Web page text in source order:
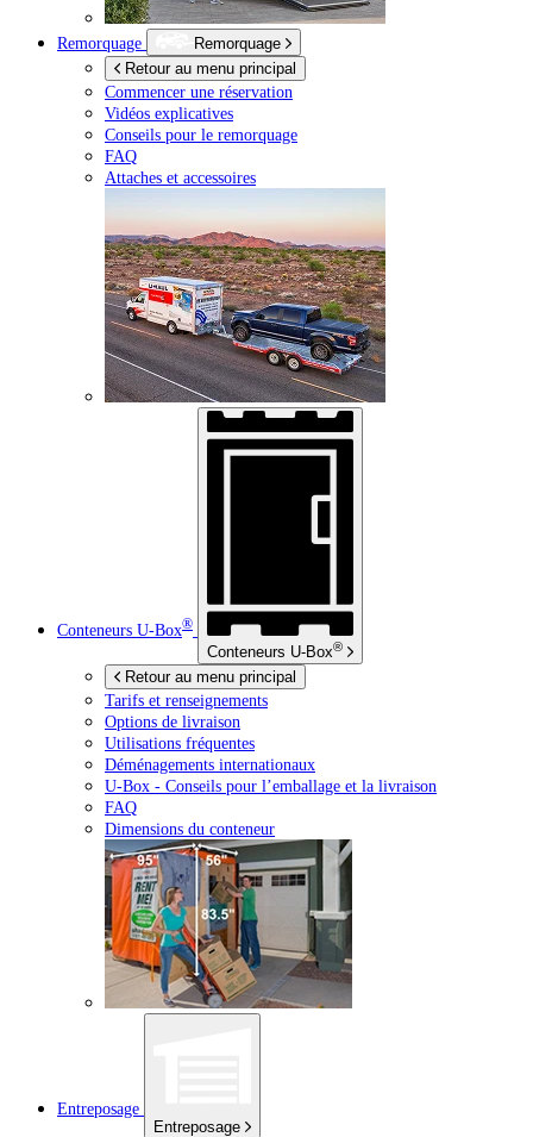
Remorquage
Remorquage
Retour au menu principal
Commencer une réservation
Vidéos explicatives
Conseils pour le remorquage
FAQ
Attaches et accessoires
Conteneurs U-Box®
Conteneurs U-Box®
Retour au menu principal
Tarifs et renseignements
Options de livraison
Utilisations fréquentes
Déménagements internationaux
U-Box - Conseils pour l’emballage et la livraison
FAQ
Dimensions du conteneur
Entreposage
Entreposage